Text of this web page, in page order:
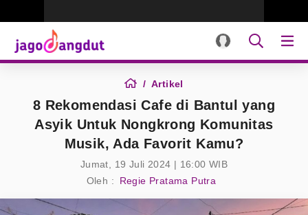
Artikel
8 Rekomendasi Cafe di Bantul yang
Asyik Untuk Nongkrong Komunitas
Musik, Ada Favorit Kamu?
Jumat, 19 Juli 2024 | 16:00 WIB
Oleh :
Regie Pratama Putra